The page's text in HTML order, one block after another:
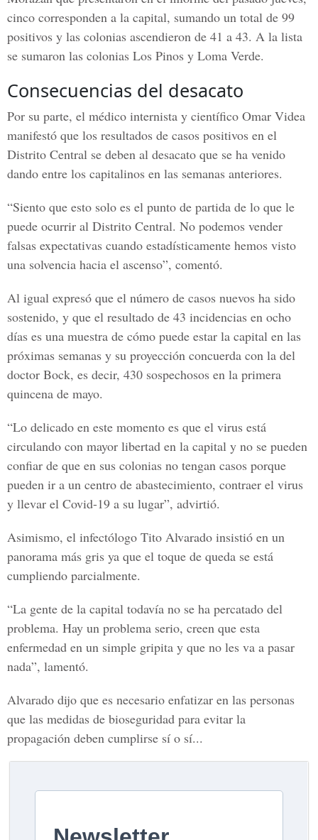
cinco corresponden a la capital, sumando un total de 99
positivos y las colonias ascendieron de 41 a 43. A la lista
se sumaron las colonias Los Pinos y Loma Verde.
Consecuencias del desacato
Por su parte, el médico internista y científico Omar Videa
manifestó que los resultados de casos positivos en el
Distrito Central se deben al desacato que se ha venido
dando entre los capitalinos en las semanas anteriores.
“Siento que esto solo es el punto de partida de lo que le
puede ocurrir al Distrito Central. No podemos vender
falsas expectativas cuando estadísticamente hemos visto
una solvencia hacia el ascenso”, comentó.
Al igual expresó que el número de casos nuevos ha sido
sostenido, y que el resultado de 43 incidencias en ocho
días es una muestra de cómo puede estar la capital en las
próximas semanas y su proyección concuerda con la del
doctor Bock, es decir, 430 sospechosos en la primera
quincena de mayo.
“Lo delicado en este momento es que el virus está
circulando con mayor libertad en la capital y no se pueden
confiar de que en sus colonias no tengan casos porque
pueden ir a un centro de abastecimiento, contraer el virus
y llevar el Covid-19 a su lugar”, advirtió.
Asimismo, el infectólogo Tito Alvarado insistió en un
panorama más gris ya que el toque de queda se está
cumpliendo parcialmente.
“La gente de la capital todavía no se ha percatado del
problema. Hay un problema serio, creen que esta
enfermedad en un simple gripita y que no les va a pasar
nada”, lamentó.
Alvarado dijo que es necesario enfatizar en las personas
que las medidas de bioseguridad para evitar la
propagación deben cumplirse sí o sí...